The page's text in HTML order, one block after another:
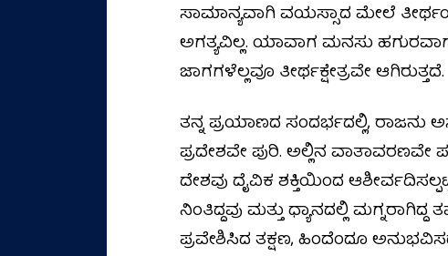
ಸಾಮಾನ್ಯವಾಗಿ ವಯಸ್ಸಾದ ಮೇಲೆ
ಅಗತ್ಯವಿಲ್ಲ. ಯಾವಾಗ ಮನಸು
ಜಾಗಗಳೆಲ್ಲವೂ ತೀರ್ಥಕ್ಷೇತ್ರವೇ ಆಗಿರುತ್ತದೆ.
ತನ್ನ ಪ್ರಯಾಣದ ಸಂದರ್ಭದಲ್ಲಿ, ರಾಜನು
ಪ್ರದೇಶವೇ ಪುರಿ. ಅಲ್ಲಿನ ವಾತಾವರಣವೇ
ದೇಶವು ದೈವಿಕ ಶಕ್ತಿಯಿಂದ
ನಿಂತಿದ್ದವು ಮತ್ತು ಧ್ಯಾನದಲ್ಲಿ
ಪ್ರವೇಶಿಸಿದ ತಕ್ಷಣ, ಹಿಂದೆಂದೂ